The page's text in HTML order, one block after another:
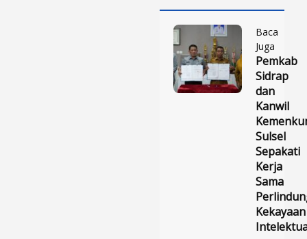
Baca
Juga
Pemkab
Sidrap
dan
Kanwil
Sulsel
Sepakati
Kerja
Sama
Kekayaan